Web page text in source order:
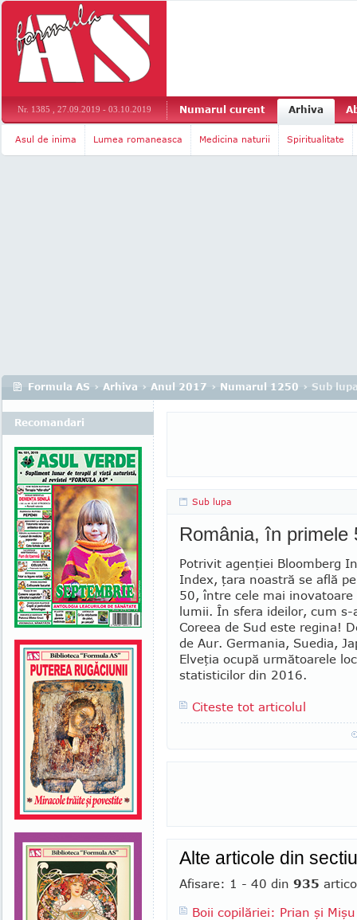
Nr. 1385 , 27.09.2019 - 03.10.2019 Numarul curent Arhiva
Asul de inima Lumea romaneasca Medicina naturii Spiritualitate
Formula AS › Arhiva › Anul 2017 › Numarul 1250 › Sub
Sub lupa
România, în primele
Potrivit agenţiei Bloomberg
Index, ţara noastră se află
50, între cele mai ino­va­toare
lumii. În sfera ideilor, cum s-
Coreea de Sud este regina!
de Aur. Germania, Suedia,
Elveţia ocupă următoarele
statisticilor din 2016.
Citeste tot articolul
Alte articole din
Afisare: 1 - 40 din 935
Boii copilăriei: Prian şi Mişu
Recomandari